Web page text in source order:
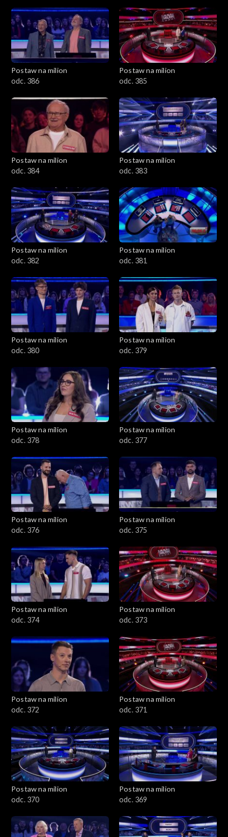
Postaw na milion
odc. 386
Postaw na milion
odc. 385
Postaw na milion
odc. 384
Postaw na milion
odc. 383
Postaw na milion
odc. 382
Postaw na milion
odc. 381
Postaw na milion
odc. 380
Postaw na milion
odc. 379
Postaw na milion
odc. 378
Postaw na milion
odc. 377
Postaw na milion
odc. 376
Postaw na milion
odc. 375
Postaw na milion
odc. 374
Postaw na milion
odc. 373
Postaw na milion
odc. 372
Postaw na milion
odc. 371
Postaw na milion
odc. 370
Postaw na milion
odc. 369